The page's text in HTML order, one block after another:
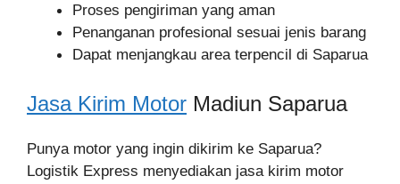
Proses pengiriman yang aman
Penanganan profesional sesuai jenis barang
Dapat menjangkau area terpencil di Saparua
Jasa Kirim Motor Madiun Saparua
Punya motor yang ingin dikirim ke Saparua?
Logistik Express menyediakan jasa kirim motor